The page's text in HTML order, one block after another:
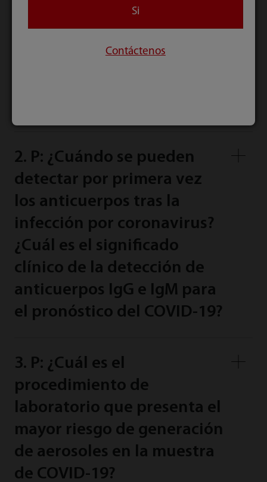
coronavirus; ningún otro virus. Esto se garantiza
2. P: ¿Cuándo se pueden
detectar por primera vez
los anticuerpos tras la
infección por coronavirus?
¿Cuál es el significado
clínico de la detección de
anticuerpos IgG e IgM para
el pronóstico del COVID-19?
3. P: ¿Cuál es el
procedimiento de
laboratorio que presenta el
mayor riesgo de generación
de aerosoles en la muestra
de COVID-19?
Si
Contáctenos